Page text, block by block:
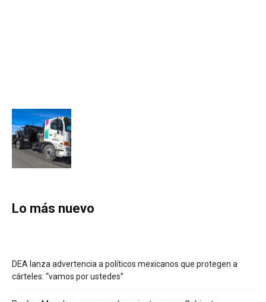
Lo más nuevo
DEA lanza advertencia a políticos mexicanos que protegen a
cárteles: “vamos por ustedes”